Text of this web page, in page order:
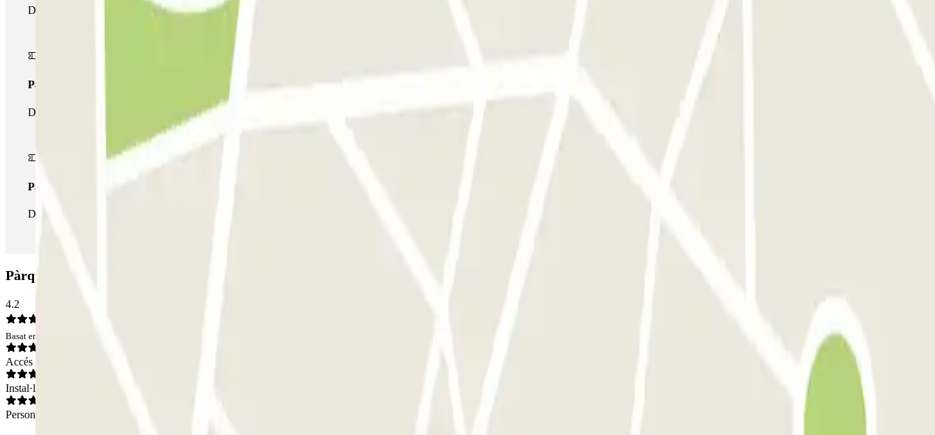
Durant la teva estada podràs entrar i sortir una única vegada al pàrquing
Passi multipàrquing
Durant la teva estada podràs fer ús de tota la xarxa de pàrquings d'aquest operador disponibles a Parclick.
Passi il·limitat
Durant la teva estada podràs entrar i sortir del pàrquing totes les vegades que vulguis.
Pàrquing QUICK Porta Capuana: Opinions
4.2
Basat en 25 opinions
Accés
Instal·lacions
Personal